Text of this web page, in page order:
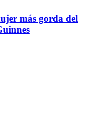
más gorda del